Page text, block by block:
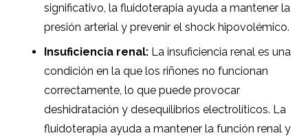
significativo, la fluidoterapia ayuda a mantener la
presión arterial y prevenir el shock hipovolémico.
Insuficiencia renal: La insuficiencia renal es una
condición en la que los riñones no funcionan
correctamente, lo que puede provocar
deshidratación y desequilibrios electrolíticos. La
fluidoterapia ayuda a mantener la función renal y